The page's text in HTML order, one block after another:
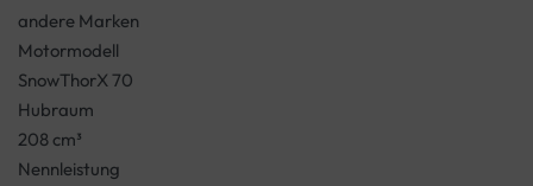
andere Marken
Motormodell
SnowThorX 70
Hubraum
208 cm³
Nennleistung